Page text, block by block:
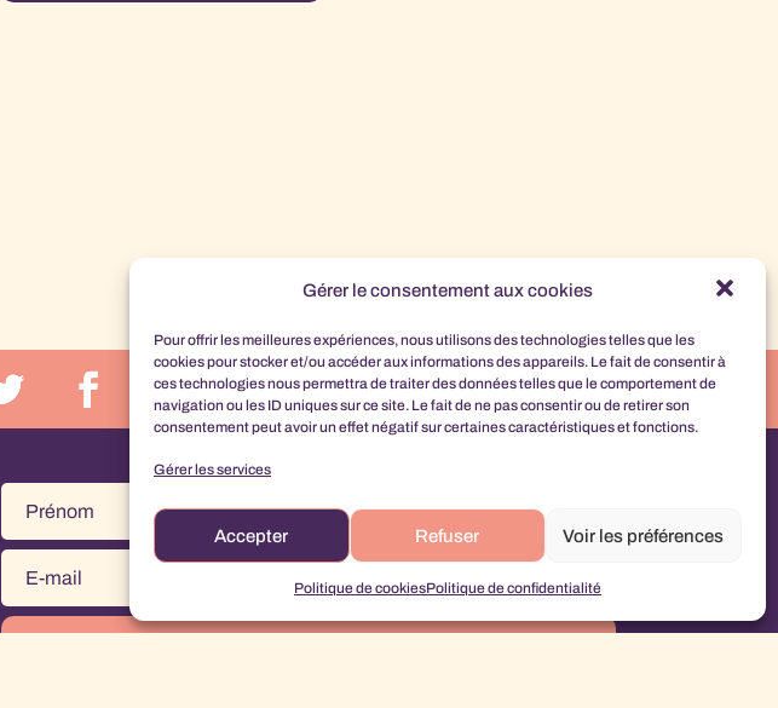
Gérer le consentement aux cookies
Pour offrir les meilleures expériences, nous utilisons des technologies telles que les
cookies pour stocker et/ou accéder aux informations des appareils. Le fait de consentir à
ces technologies nous permettra de traiter des données telles que le comportement de
navigation ou les ID uniques sur ce site. Le fait de ne pas consentir ou de retirer son
consentement peut avoir un effet négatif sur certaines caractéristiques et fonctions.
Gérer les services
Accepter Refuser Voir les préférences
Politique de cookiesPolitique de confidentialité